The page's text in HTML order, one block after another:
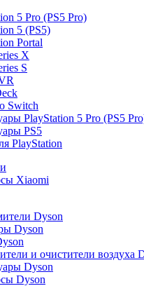
5 Pro (PS5 Pro)
5 (PS5)
Portal
X
S
Switch
PlayStation 5 Pro (PS5
PS5
PlayStation
Xiaomi
Dyson
Dyson
и очистители воздуха
Dyson
Dyson